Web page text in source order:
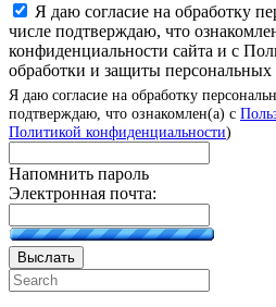
Я даю согласие на обработку
числе подтверждаю, что
конфиденциальности сайта и с
обработки и защиты
Я даю согласие на обработку
подтверждаю, что ознакомлен(а) с
Политикой конфиденциальности)
Напомнить пароль
Электронная почта:
Выслать